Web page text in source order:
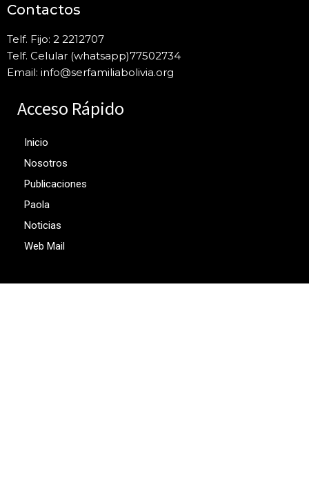
Contactos
Telf. Fijo: 2 2212707
Telf. Celular (whatsapp)77502734
Email: info@serfamiliabolivia.org
Acceso Rápido
Inicio
Nosotros
Publicaciones
Paola
Noticias
Web Mail